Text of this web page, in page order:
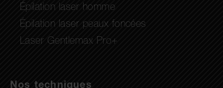
Épilation laser homme
Épilation laser peaux foncées
Laser Gentlemax Pro+